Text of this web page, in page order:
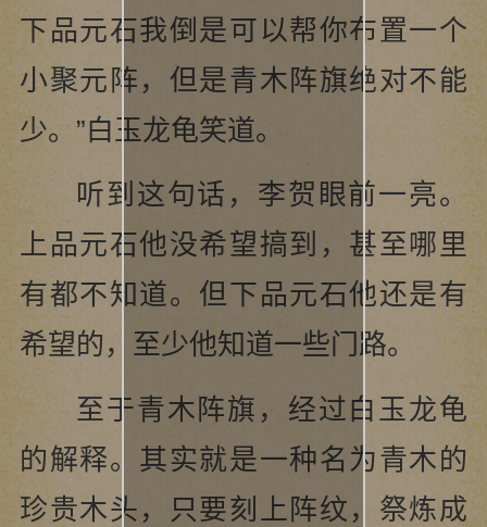
下品元石我倒是可以帮你布置一个
小聚元阵，但是青木阵旗绝对不能
少。”白玉龙龟笑道。
听到这句话，李贺眼前一亮。
上品元石他没希望搞到，甚至哪里
有都不知道。但下品元石他还是有
希望的，至少他知道一些门路。
至于青木阵旗，经过白玉龙龟
的解释。其实就是一种名为青木的
珍贵木头，只要刻上阵纹，祭炼成